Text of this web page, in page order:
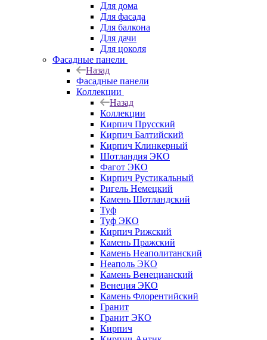
Для дома
Для фасада
Для балкона
Для дачи
Для цоколя
Фасадные панели
Назад
Фасадные панели
Коллекции
Назад
Коллекции
Кирпич Прусский
Кирпич Балтийский
Кирпич Клинкерный
Шотландия ЭКО
Фагот ЭКО
Кирпич Рустикальный
Ригель Немецкий
Камень Шотландский
Туф
Туф ЭКО
Кирпич Рижский
Камень Пражский
Камень Неаполитанский
Неаполь ЭКО
Камень Венецианский
Венеция ЭКО
Камень Флорентийский
Гранит
Гранит ЭКО
Кирпич